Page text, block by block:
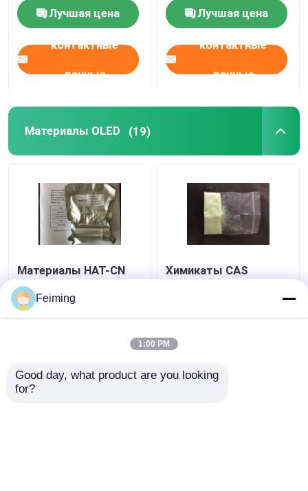
органические
фотовольтайческие
Лучшая цена
контактные
данные
99685-96-8
Лучшая цена
контактные
данные
Материалы OLED (19)
Материалы HAT-CN
минуты 99,5% OLED
очищенности
желтеют порошок
Химикаты CAS
199121-98-7 минуты
очищенности
Feiming
1:00 PM
Good day, what product are you looking
for?